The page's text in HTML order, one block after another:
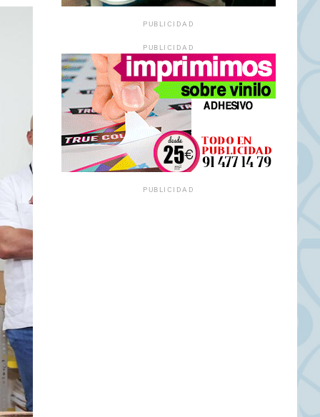
PUBLICIDAD
PUBLICIDAD
PUBLICIDAD